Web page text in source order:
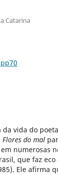
Catarina
vida do poeta
Flores do mal
numerosas
que faz eco
Ele afirma